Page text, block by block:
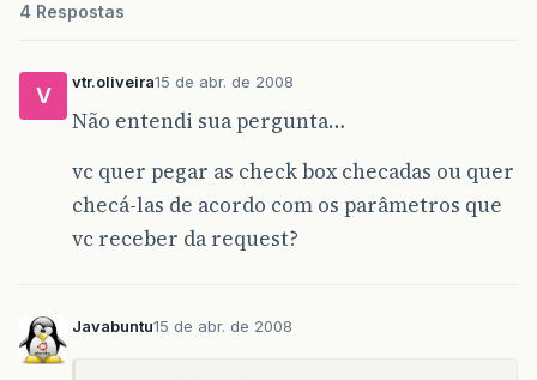
4 Respostas
V
vtr.oliveira15 de abr. de 2008
Não entendi sua pergunta…
vc quer pegar as check box checadas ou quer
checá-las de acordo com os parâmetros que
vc receber da request?
Javabuntu15 de abr. de 2008